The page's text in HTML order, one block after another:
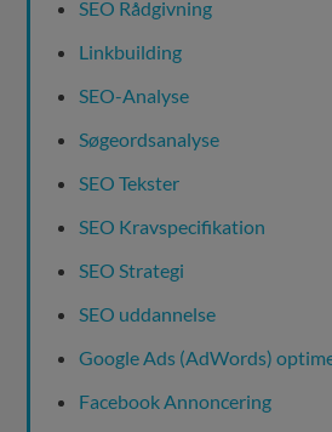
SEO Rådgivning
Linkbuilding
SEO-Analyse
Søgeordsanalyse
SEO Tekster
SEO Kravspecifikation
SEO Strategi
SEO uddannelse
Google Ads (AdWords)
Facebook Annoncering